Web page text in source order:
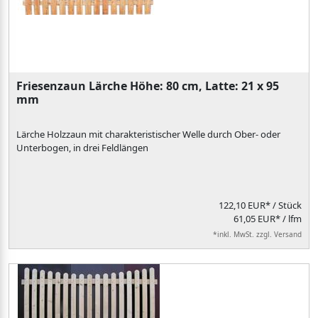
Friesenzaun Lärche Höhe: 80 cm, Latte: 21 x 95
mm
Lärche Holzzaun mit charakteristischer Welle durch Ober- oder
Unterbogen, in drei Feldlängen
122,10 EUR*/ Stück
61,05 EUR* / lfm
*inkl. MwSt. zzgl. Versand